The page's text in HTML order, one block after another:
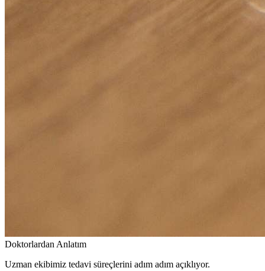
Doktorlardan Anlatım
Uzman ekibimiz tedavi süreçlerini adım adım açıklıyor.